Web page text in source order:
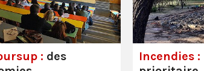
: des
Incendies :